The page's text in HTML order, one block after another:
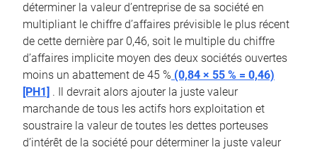
déterminer la valeur d’entreprise de sa société en
multipliant le chiffre d’affaires prévisible le plus récent
de cette dernière par 0,46, soit le multiple du chiffre
d’affaires implicite moyen des deux sociétés ouvertes
moins un abattement de 45 % (0,84 × 55 % = 0,46)
[PH1] . Il devrait alors ajouter la juste valeur
marchande de tous les actifs hors exploitation et
soustraire la valeur de toutes les dettes porteuses
d’intérêt de la société pour déterminer la juste valeur